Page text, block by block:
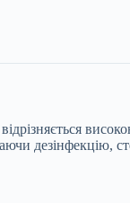
дезінфекцію,